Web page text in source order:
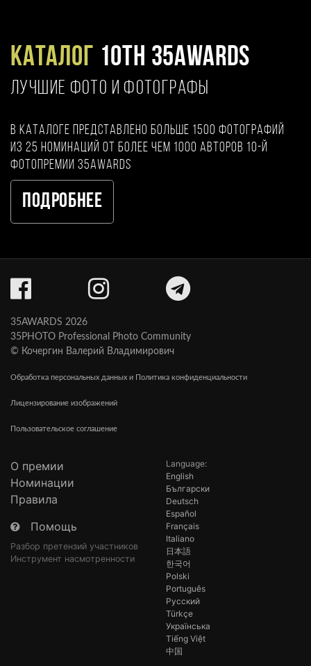
Каталог 10TH 35AWARDS
ЛУЧШИЕ ФОТО И ФОТОГРАФЫ
В каталоге представлено больше 1500 фотографий
из 25 номинаций от более чем 1000 авторов 10-й
фотопремии 35AWARDS
Подробнее
35AWARDS 2026
35PHOTO Professional Photo Community
© Кочергин Валерий Владимирович
Обработка персональных данных и Политика конфиденциальности
Лицензирование изображений
Пользовательское соглашение
О премии
Номинации
Правила
Помощь
Разбор претензий участников
Инструмент насмотренности
Language:
English
Български
Deutsch
Español
Français
Italiano
日本語
한국어
Polski
Português
Русский
Türkçe
Українська
Tiếng Việt
中国